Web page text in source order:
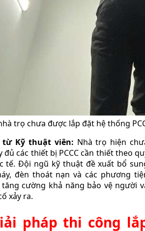
trọ chưa được lắp đặt hệ thống
Kỹ thuật viên: Nhà trọ hiện
các thiết bị PCCC cần thiết theo
tế. Đội ngũ kỹ thuật đề xuất bổ
đèn thoát nạn và các phương
cường khả năng bảo vệ người
xảy ra.
pháp thi công